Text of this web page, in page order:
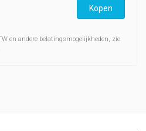
Kopen
en andere belatingsmogelijkheden, zie